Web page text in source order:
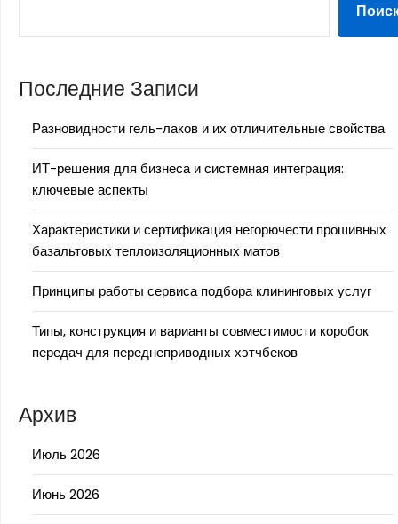
Последние Записи
Разновидности гель-лаков и их отличительные свойства
ИТ-решения для бизнеса и системная интеграция:
ключевые аспекты
Характеристики и сертификация негорючести прошивных
базальтовых теплоизоляционных матов
Принципы работы сервиса подбора клининговых услуг
Типы, конструкция и варианты совместимости коробок
передач для переднеприводных хэтчбеков
Архив
Июль 2026
Июнь 2026